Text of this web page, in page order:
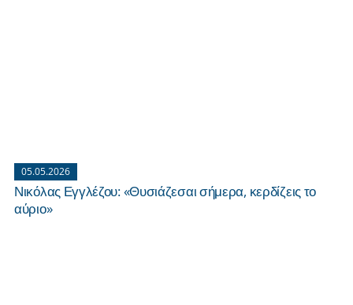
05.05.2026
Νικόλας Εγγλέζου: «Θυσιάζεσαι σήμερα, κερδίζεις το
αύριο»